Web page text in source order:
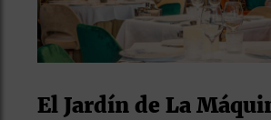
El Jardín de La